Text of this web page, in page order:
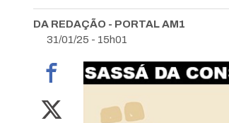
DA REDAÇÃO - PORTAL AM1
31/01/25 - 15h01